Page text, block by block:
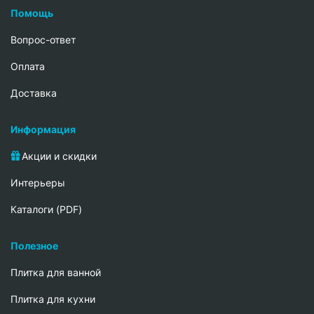
Помощь
Вопрос-ответ
Oплата
Доставка
Информация
Акции и скидки
Интерьеры
Каталоги (PDF)
Полезное
Плитка для ванной
Плитка для кухни